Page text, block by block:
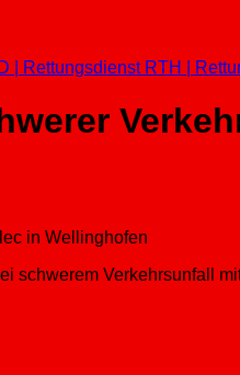
| Rettungsdienst RTH |
schwerem Verkehrsunfall